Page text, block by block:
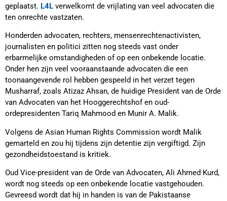
geplaatst. L4L verwelkomt de vrijlating van veel advocaten die
ten onrechte vastzaten.
Honderden advocaten, rechters, mensenrechtenactivisten,
journalisten en politici zitten nog steeds vast onder
erbarmelijke omstandigheden of op een onbekende locatie.
Onder hen zijn veel vooraanstaande advocaten die een
toonaangevende rol hebben gespeeld in het verzet tegen
Musharraf, zoals Atizaz Ahsan, de huidige President van de Orde
van Advocaten van het Hooggerechtshof en oud-
ordepresidenten Tariq Mahmood en Munir A. Malik.
Volgens de Asian Human Rights Commission wordt Malik
gemarteld en zou hij tijdens zijn detentie zijn vergiftigd. Zijn
gezondheidstoestand is kritiek.
Oud Vice-president van de Orde van Advocaten, Ali Ahmed Kurd,
wordt nog steeds op een onbekende locatie vastgehouden.
Gevreesd wordt dat hij in handen is van de Pakistaanse